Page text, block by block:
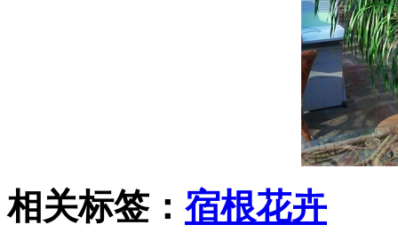
相关标签： 宿根花卉